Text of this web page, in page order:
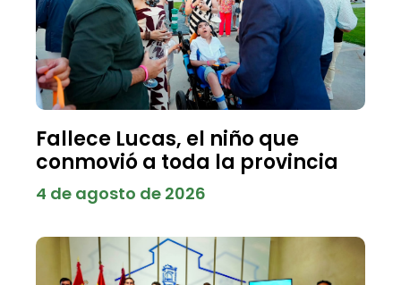
Fallece Lucas, el niño que
conmovió a toda la provincia
4 de agosto de 2026